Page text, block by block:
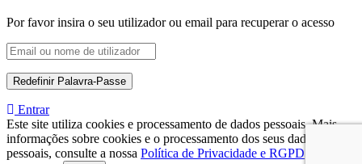
Por favor insira o seu utilizador ou email para recuperar o acesso
Entrar
Este site utiliza cookies e processamento de dados pessoais. Mais
informações sobre cookies e o processamento dos seus dados
pessoais, consulte a nossa Política de Privacidade e RGPD